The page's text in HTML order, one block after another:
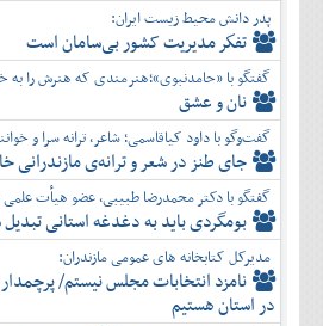
پدر دانش محیط زیست ایران:
تفكر مديريت کشور بی‌سامان است
گفتگو با «حامدنبوی»؛هنرمندی که هنرش را به
نان و عشق
گفت‌وگو با داود کیاقاسمی؛ شاعر، ترانه سرا و
جای طنز در شعر و ترانه‌ی مازندرانی
گفتگو با دکتر محمدرضا طبیبی، عضو هیأت علمی
بومگردی باید به دغدغه استانی
مدیرکل کتابخانه های عمومی مازندران:
نامزد انتخابات مجلس نیستم/
در استان هستیم